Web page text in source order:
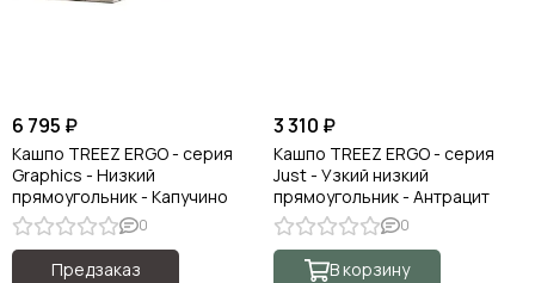
6 795 ₽
Кашпо TREEZ ERGO - серия
Graphics - Низкий
прямоугольник - Капучино
0
Предзаказ
3 310 ₽
Кашпо TREEZ ERGO - серия
Just - Узкий низкий
прямоугольник - Антрацит
0
В корзину